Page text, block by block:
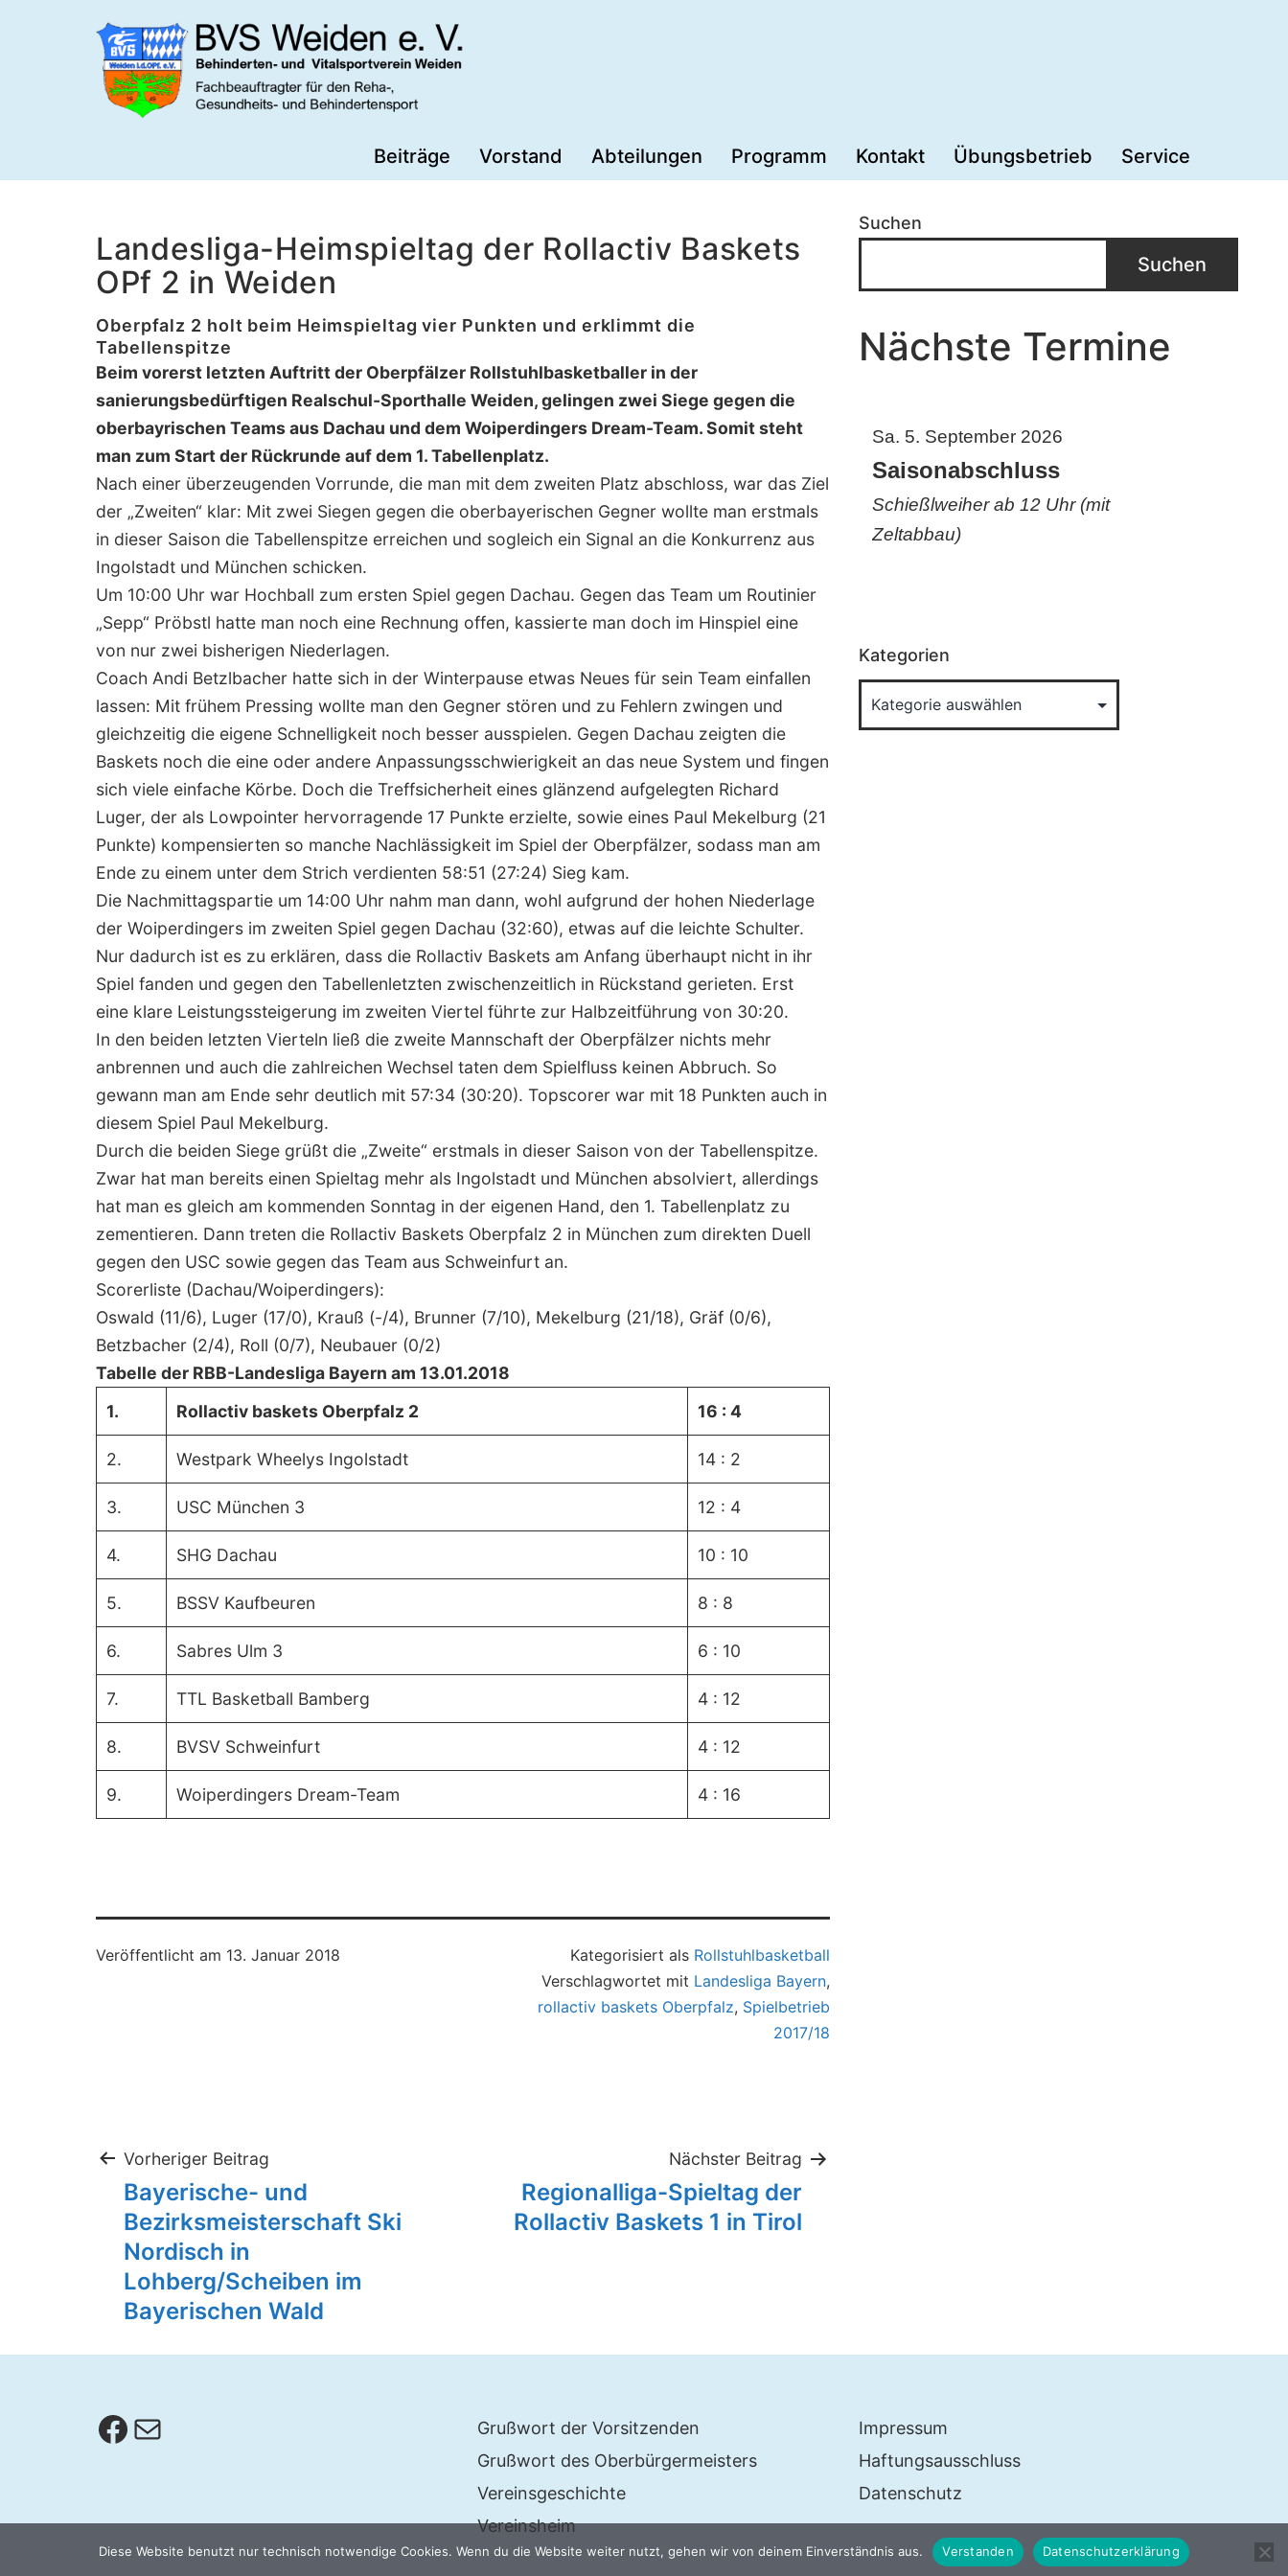
Beiträge Vorstand Abteilungen Programm Kontakt Übungsbetrieb Service
Landesliga-Heimspieltag der Rollactiv Baskets
OPf 2 in Weiden
Oberpfalz 2 holt beim Heimspieltag vier Punkten und erklimmt die
Tabellenspitze
Beim vorerst letzten Auftritt der Oberpfälzer Rollstuhlbasketballer in der
sanierungsbedürftigen Realschul-Sporthalle Weiden, gelingen zwei Siege gegen die
oberbayrischen Teams aus Dachau und dem Woiperdingers Dream-Team. Somit steht
man zum Start der Rückrunde auf dem 1. Tabellenplatz.
Nach einer überzeugenden Vorrunde, die man mit dem zweiten Platz abschloss, war das Ziel
der „Zweiten“ klar: Mit zwei Siegen gegen die oberbayerischen Gegner wollte man erstmals
in dieser Saison die Tabellenspitze erreichen und sogleich ein Signal an die Konkurrenz aus
Ingolstadt und München schicken.
Um 10:00 Uhr war Hochball zum ersten Spiel gegen Dachau. Gegen das Team um Routinier
„Sepp“ Pröbstl hatte man noch eine Rechnung offen, kassierte man doch im Hinspiel eine
von nur zwei bisherigen Niederlagen.
Coach Andi Betzlbacher hatte sich in der Winterpause etwas Neues für sein Team einfallen
lassen: Mit frühem Pressing wollte man den Gegner stören und zu Fehlern zwingen und
gleichzeitig die eigene Schnelligkeit noch besser ausspielen. Gegen Dachau zeigten die
Baskets noch die eine oder andere Anpassungsschwierigkeit an das neue System und fingen
sich viele einfache Körbe. Doch die Treffsicherheit eines glänzend aufgelegten Richard
Luger, der als Lowpointer hervorragende 17 Punkte erzielte, sowie eines Paul Mekelburg (21
Punkte) kompensierten so manche Nachlässigkeit im Spiel der Oberpfälzer, sodass man am
Ende zu einem unter dem Strich verdienten 58:51 (27:24) Sieg kam.
Die Nachmittagspartie um 14:00 Uhr nahm man dann, wohl aufgrund der hohen Niederlage
der Woiperdingers im zweiten Spiel gegen Dachau (32:60), etwas auf die leichte Schulter.
Nur dadurch ist es zu erklären, dass die Rollactiv Baskets am Anfang überhaupt nicht in ihr
Spiel fanden und gegen den Tabellenletzten zwischenzeitlich in Rückstand gerieten. Erst
eine klare Leistungssteigerung im zweiten Viertel führte zur Halbzeitführung von 30:20.
In den beiden letzten Vierteln ließ die zweite Mannschaft der Oberpfälzer nichts mehr
anbrennen und auch die zahlreichen Wechsel taten dem Spielfluss keinen Abbruch. So
gewann man am Ende sehr deutlich mit 57:34 (30:20). Topscorer war mit 18 Punkten auch in
diesem Spiel Paul Mekelburg.
Durch die beiden Siege grüßt die „Zweite“ erstmals in dieser Saison von der Tabellenspitze.
Zwar hat man bereits einen Spieltag mehr als Ingolstadt und München absolviert, allerdings
hat man es gleich am kommenden Sonntag in der eigenen Hand, den 1. Tabellenplatz zu
zementieren. Dann treten die Rollactiv Baskets Oberpfalz 2 in München zum direkten Duell
gegen den USC sowie gegen das Team aus Schweinfurt an.
Scorerliste (Dachau/Woiperdingers):
Oswald (11/6), Luger (17/0), Krauß (-/4), Brunner (7/10), Mekelburg (21/18), Gräf (0/6),
Betzbacher (2/4), Roll (0/7), Neubauer (0/2)
Tabelle der RBB-Landesliga Bayern am 13.01.2018
1.
Rollactiv baskets Oberpfalz 2 16 : 4
2. Westpark Wheelys Ingolstadt 14 : 2
3. USC München 3 12 : 4
4. SHG Dachau 10 : 10
5. BSSV Kaufbeuren 8 : 8
6. Sabres Ulm 3 6 : 10
7. TTL Basketball Bamberg 4 : 12
8. BVSV Schweinfurt 4 : 12
9. Woiperdingers Dream-Team 4 : 16
Veröffentlicht am 13. Januar 2018 Kategorisiert als Rollstuhlbasketball
Verschlagwortet mit Landesliga Bayern,
rollactiv baskets Oberpfalz, Spielbetrieb
2017/18
Beitragsnavigation
Vorheriger Beitrag
Bayerische- und
Bezirksmeisterschaft Ski
Nordisch in
Lohberg/Scheiben im
Bayerischen Wald
Nächster Beitrag
Regionalliga-Spieltag der
Rollactiv Baskets 1 in Tirol
Suchen
Suchen
Nächste Termine
Sa. 5. September 2026
Saisonabschluss
Schießlweiher ab 12 Uhr (mit
Zeltabbau)
Kategorien
Facebook
E-Mail
Grußwort der Vorsitzenden
Grußwort des Oberbürgermeisters
Vereinsgeschichte
Vereinsheim
Impressum
Haftungsausschluss
Datenschutz
Diese Website benutzt nur technisch notwendige Cookies. Wenn du die Website weiter nutzt, gehen wir von deinem Einverständnis aus. Verstanden Datenschutzerklärung